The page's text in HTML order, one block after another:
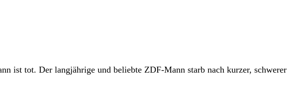
ist tot. Der langjährige und beliebte ZDF-Mann starb nach kurzer, schwerer